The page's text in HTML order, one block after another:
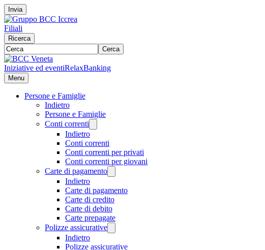
Invia
Filiali
Ricerca
Cerca
Iniziative ed eventiRelaxBanking
Menu
Persone e Famiglie
Indietro
Persone e Famiglie
Conti correnti
Indietro
Conti correnti
Conti correnti per privati
Conti correnti per giovani
Carte di pagamento
Indietro
Carte di pagamento
Carte di credito
Carte di debito
Carte prepagate
Polizze assicurative
Indietro
Polizze assicurative